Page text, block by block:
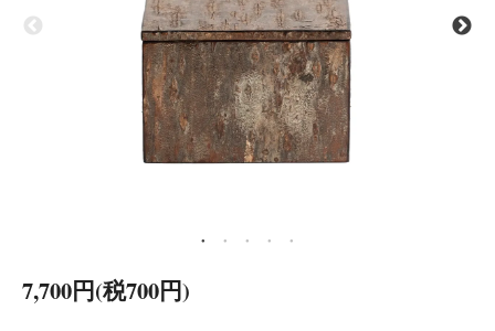
7,700円(税700円)